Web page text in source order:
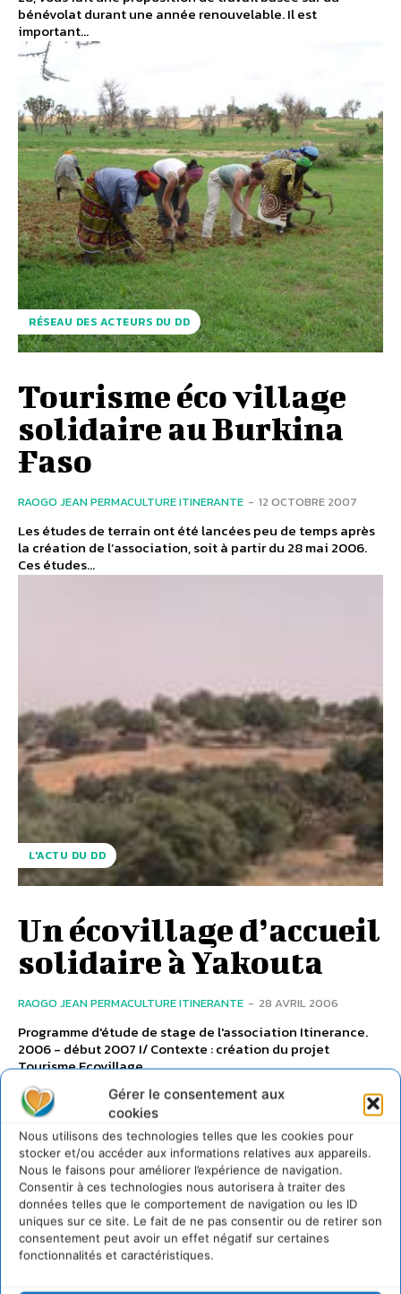
Gérer le consentement aux
cookies
Nous utilisons des technologies telles que les cookies pour
stocker et/ou accéder aux informations relatives aux appareils.
Nous le faisons pour améliorer l’expérience de navigation.
Consentir à ces technologies nous autorisera à traiter des
données telles que le comportement de navigation ou les ID
uniques sur ce site. Le fait de ne pas consentir ou de retirer son
consentement peut avoir un effet négatif sur certaines
fonctionnalités et caractéristiques.
bénévolat durant une année renouvelable. Il est
important...
RÉSEAU DES ACTEURS DU DD
Tourisme éco village
solidaire au Burkina
Faso
RAOGO JEAN PERMACULTURE ITINERANTE - 12 OCTOBRE 2007
Les études de terrain ont été lancées peu de temps après
la création de l’association, soit à partir du 28 mai 2006.
Ces études...
L'ACTU DU DD
Un écovillage d’accueil
solidaire à Yakouta
RAOGO JEAN PERMACULTURE ITINERANTE - 28 AVRIL 2006
Programme d'étude de stage de l'association Itinerance.
2006 - début 2007 I/ Contexte : création du projet
Tourisme Ecovillage ...